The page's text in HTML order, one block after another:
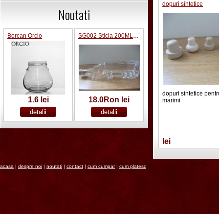
Noutati
Borcan Orcio
1.6 lei
SG002 Sticla 200ML forma camion
18.0Ron lei
dopuri sintetice
dopuri sintetice
marimi
lei
acasa | despre noi | noutati | contact | cum cumpar| cum platesc